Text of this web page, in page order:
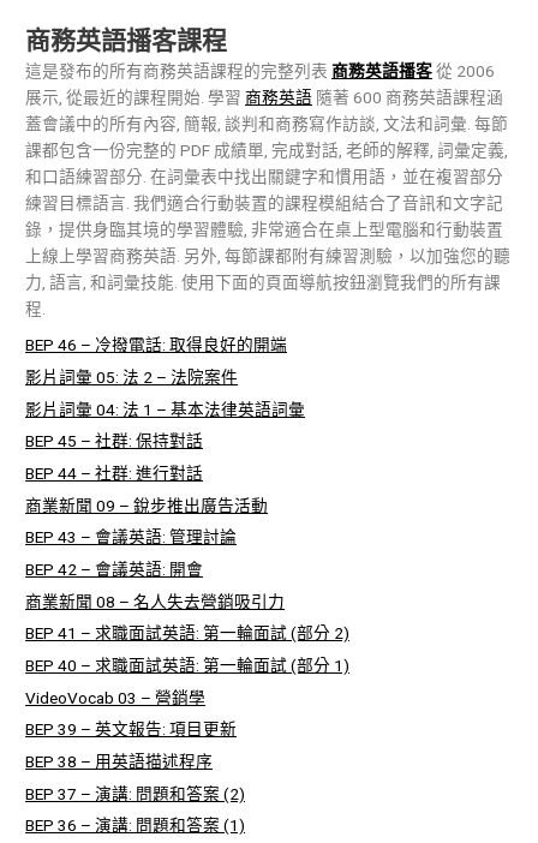
商務英語播客課程
這是發布的所有商務英語課程的完整列表商務英語播客從 2006
展示, 從最近的課程開始. 學習商務英語 隨著 600 商務英語課程涵
蓋會議中的所有內容, 簡報, 談判和商務寫作訪談, 文法和詞彙. 每節
課都包含一份完整的 PDF 成績單, 完成對話, 老師的解釋, 詞彙定義,
和口語練習部分. 在詞彙表中找出關鍵字和慣用語，並在複習部分
練習目標語言. 我們適合行動裝置的課程模組結合了音訊和文字記
錄，提供身臨其境的學習體驗, 非常適合在桌上型電腦和行動裝置
上線上學習商務英語. 另外, 每節課都附有練習測驗，以加強您的聽
力, 語言, 和詞彙技能. 使用下面的頁面導航按鈕瀏覽我們的所有課
程.
BEP 46 – 冷撥電話: 取得良好的開端
影片詞彙 05: 法 2 – 法院案件
影片詞彙 04: 法 1 – 基本法律英語詞彙
BEP 45 – 社群: 保持對話
BEP 44 – 社群: 進行對話
商業新聞 09 – 銳步推出廣告活動
BEP 43 – 會議英語: 管理討論
BEP 42 – 會議英語: 開會
商業新聞 08 – 名人失去營銷吸引力
BEP 41 – 求職面試英語: 第一輪面試 (部分 2)
BEP 40 – 求職面試英語: 第一輪面試 (部分 1)
VideoVocab 03 – 營銷學
BEP 39 – 英文報告: 項目更新
BEP 38 – 用英語描述程序
BEP 37 – 演講: 問題和答案 (2)
BEP 36 – 演講: 問題和答案 (1)